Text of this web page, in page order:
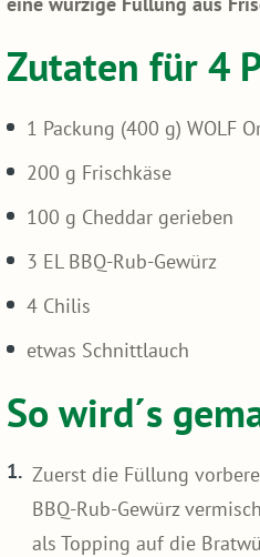
Zutaten für 4
1 Packung (400 g) WOLF
200 g Frischkäse
100 g Cheddar gerieben
3 EL BBQ-Rub-Gewürz
4 Chilis
etwas Schnittlauch
So wird´s
Zuerst die Füllung
BBQ-Rub-Gewürz
als Topping auf die